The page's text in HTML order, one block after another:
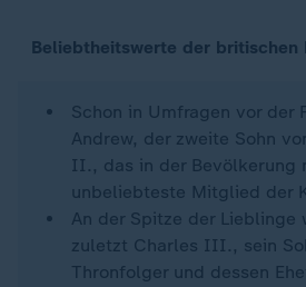
Beliebtheitswerte der britischen
Schon in Umfragen vor der
Andrew, der zweite Sohn
II., das in der Bevölkerung
unbeliebteste Mitglied der
An der Spitze der Lieblinge
zuletzt Charles III., sein
Thronfolger und dessen